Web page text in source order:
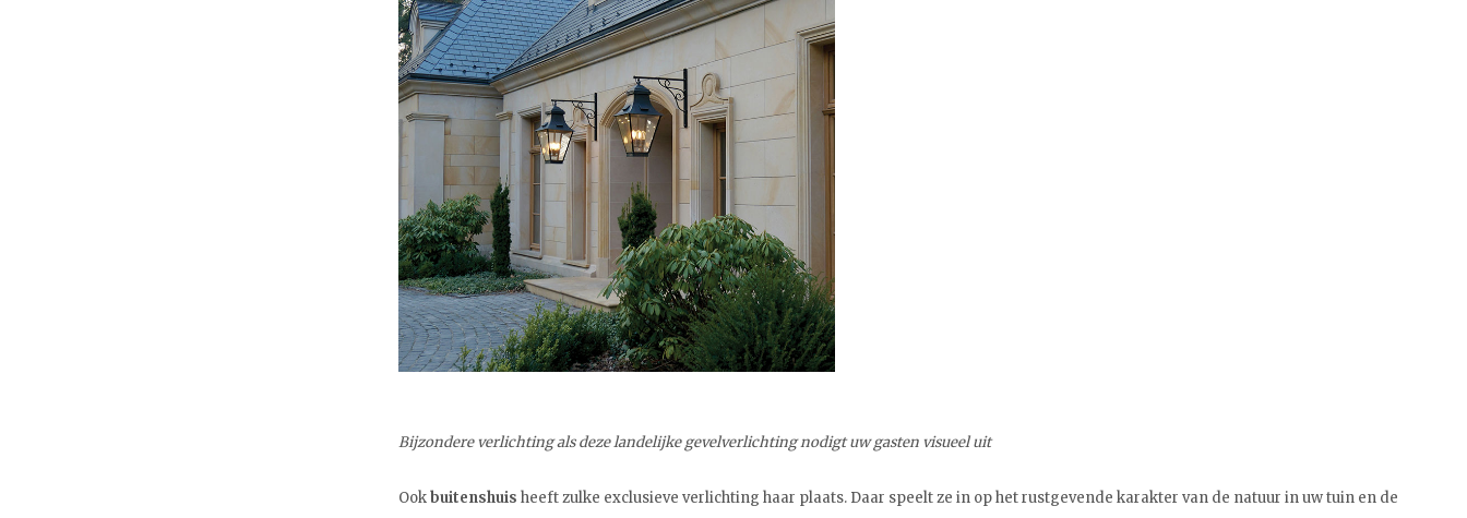
Bijzondere verlichting als deze landelijke gevelverlichting nodigt uw gasten visueel uit
Ookbuitenshuis heeft zulke exclusieve verlichting haar plaats. Daar speelt ze in op het rustgevende karakter van de natuur in uw tuin en de